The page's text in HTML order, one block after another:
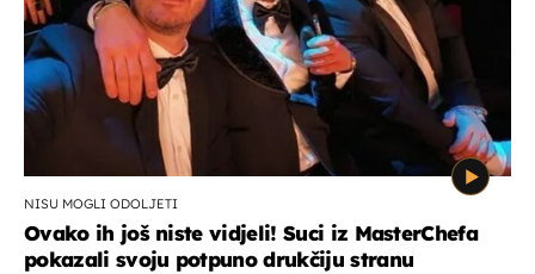
NISU MOGLI ODOLJETI
Ovako ih još niste vidjeli! Suci iz MasterChefa
pokazali svoju potpuno drukčiju stranu